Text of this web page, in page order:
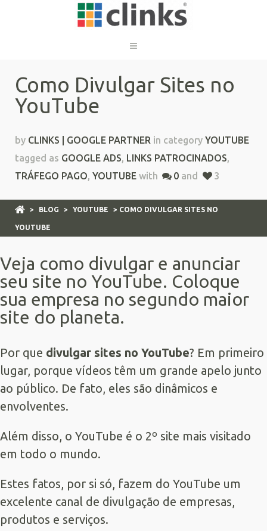
Como Divulgar Sites no
YouTube
by CLINKS | GOOGLE PARTNER in category YOUTUBE
tagged as GOOGLE ADS, LINKS PATROCINADOS,
TRÁFEGO PAGO, YOUTUBE with 0 and 3
> BLOG > YOUTUBE > COMO DIVULGAR SITES NO
YOUTUBE
Veja como divulgar e anunciar
seu site no YouTube. Coloque
sua empresa no segundo maior
site do planeta.
Por que divulgar sites no YouTube? Em primeiro
lugar, porque vídeos têm um grande apelo junto
ao público. De fato, eles são dinâmicos e
envolventes.
Além disso, o YouTube é o 2º site mais visitado
em todo o mundo.
Estes fatos, por si só, fazem do YouTube um
excelente canal de divulgação de empresas,
produtos e serviços.